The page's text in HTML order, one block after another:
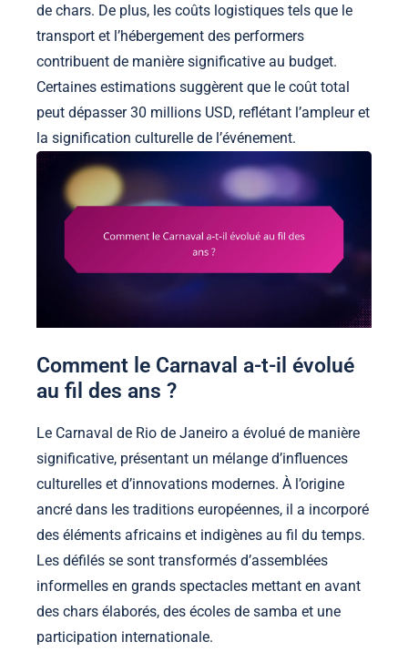
de chars. De plus, les coûts logistiques tels que le
transport et l’hébergement des performers
contribuent de manière significative au budget.
Certaines estimations suggèrent que le coût total
peut dépasser 30 millions USD, reflétant l’ampleur et
la signification culturelle de l’événement.
Comment le Carnaval a-t-il évolué
au fil des ans ?
Le Carnaval de Rio de Janeiro a évolué de manière
significative, présentant un mélange d’influences
culturelles et d’innovations modernes. À l’origine
ancré dans les traditions européennes, il a incorporé
des éléments africains et indigènes au fil du temps.
Les défilés se sont transformés d’assemblées
informelles en grands spectacles mettant en avant
des chars élaborés, des écoles de samba et une
participation internationale.